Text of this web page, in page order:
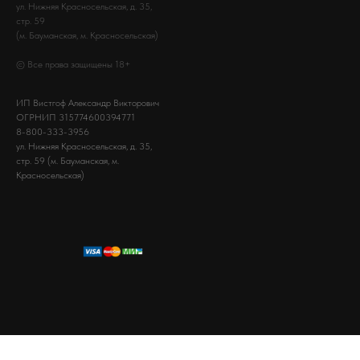
ул. Нижняя Красносельская, д. 35,
стр. 59
(м. Бауманская, м. Красносельская)
© Все права защищены 18+
ИП Вистгоф Александр Викторович
ОГРНИП 315774600394771
8-800-333-3956
ул. Нижняя Красносельская, д. 35,
стр. 59 (м. Бауманская, м.
Красносельская)